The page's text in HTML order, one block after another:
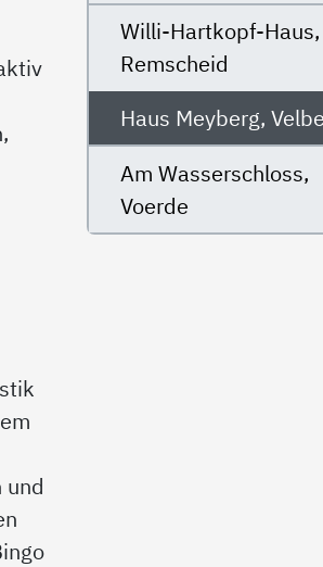
und
Willi-Hartkopf-Haus,
Remscheid
Haus Meyberg,
Am Wasserschloss,
Voerde